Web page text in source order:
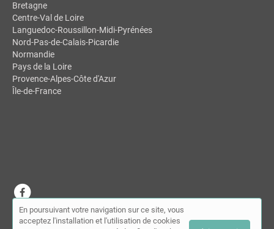
Bretagne
Centre-Val de Loire
Languedoc-Roussillon-Midi-Pyrénées
Nord-Pas-de-Calais-Picardie
Normandie
Pays de la Loire
Provence-Alpes-Côte d'Azur
Île-de-France
© MDSL | Annuaire des chiropracteurs 2026 |
compte|Contact
En poursuivant votre navigation sur ce site, vous
acceptez l'installation et l'utilisation de cookies